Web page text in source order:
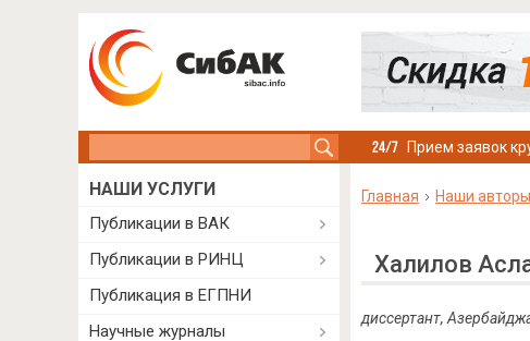
Прием заявок
Главная Наши авторы
Халилов
диссертант,
НАШИ УСЛУГИ
Публикации в ВАК
Публикации в РИНЦ
Публикация в ЕГПНИ
Научные журналы